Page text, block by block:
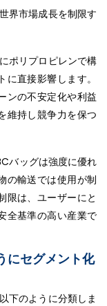
界市場成長を制限す
ポリプロピレンで構
直接影響します。
ンの不安定化や利益
維持し競争力を保つ
バッグは強度に優れ
の輸送では使用が制
限は、ユーザーにと
全基準の高い産業で
にセグメント化
下のように分類しま